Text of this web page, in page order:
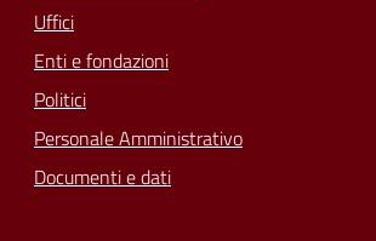
Uffici
Enti e fondazioni
Politici
Personale Amministrativo
Documenti e dati